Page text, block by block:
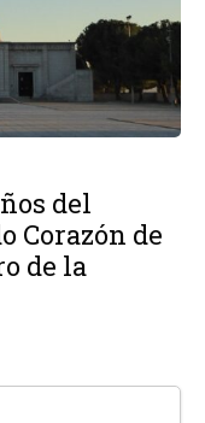
del
Corazón de
de la